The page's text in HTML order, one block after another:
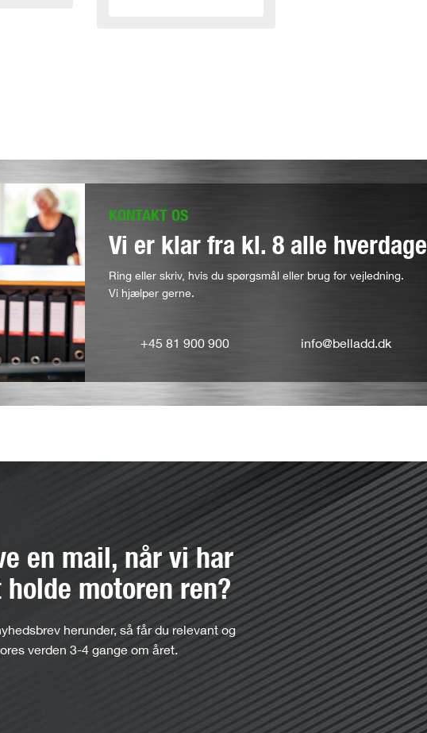
KONTAKT OS
Vi er klar fra kl. 8 alle hverdage
Ring eller skriv, hvis du spørgsmål eller brug for vejledning.
Vi hjælper gerne.
+45 81 900 900 info@belladd.dk
en mail, når vi har
motoren ren?
herunder, så får du relevant og
verden 3-4 gange om året.